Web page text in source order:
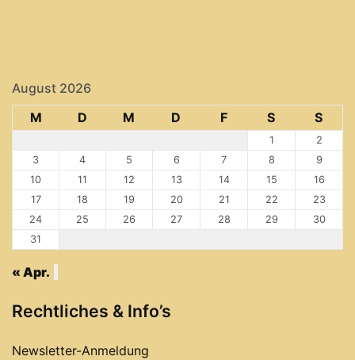
August 2026
M
D M D F S S
1
2
3
4 5 6 7 8
9
10
11 12 13 14 15
16
17
18 19 20 21 22
23
24
25 26 27 28 29
30
31
« Apr.
Rechtliches & Info’s
Newsletter-Anmeldung